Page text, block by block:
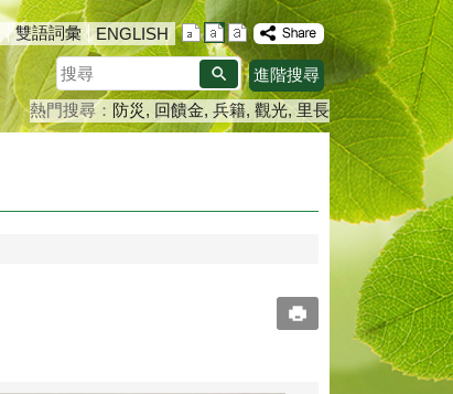
雙語詞彙
ENGLISH
搜
尋
進階搜尋
熱門搜尋： 防災 回饋金 兵籍 觀光 里長